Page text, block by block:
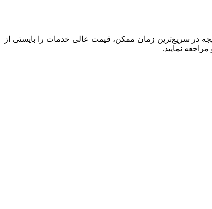
در سریع‌ترین زمان ممکن، قیمت عالی خدمات را بایستی از
نمایید.